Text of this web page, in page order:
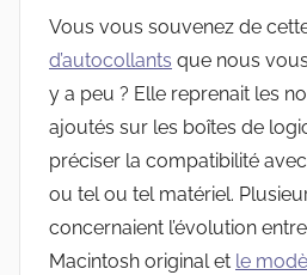
Apple
Vous vous souvenez de
d’autocollants que nous
y a peu ? Elle reprenait les
ajoutés sur les boîtes de
préciser la compatibilité
ou tel ou tel matériel.
concernaient l’évolution
Macintosh original et le